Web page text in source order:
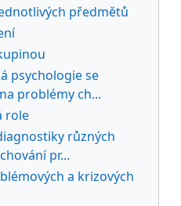
předmětů
psychologie se
problémy ch...
role
různých
pr...
a krizových